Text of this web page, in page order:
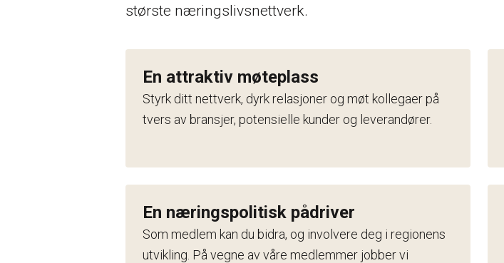
største næringslivsnettverk.
En attraktiv møteplass
Styrk ditt nettverk, dyrk relasjoner og møt kollegaer på
tvers av bransjer, potensielle kunder og leverandører.
En næringspolitisk pådriver
Som medlem kan du bidra, og involvere deg i regionens
utvikling. På vegne av våre medlemmer jobber vi